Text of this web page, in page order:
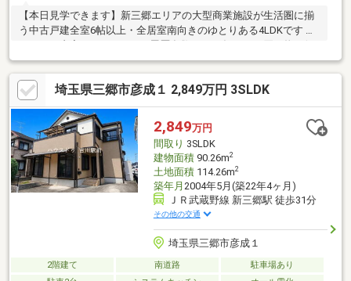
【本日見学できます】新三郷エリアの大型商業施設が生活圏に揃
う中古戸建全室6帖以上・全居室南向きのゆとりある4LDKです ≪
利なスーパーが近い■日常使いに重宝するコンビニも近隣■家族が
集う独立型の2面採光LDK■1階と2階の各階にトイレを配置■全居
室に収納スペースをしっかり確保■車種に合わせて使えるカース
ペース1台■落ち着きのある閑静な住宅街に立地 ■月々のお支払い
例■ 2 580万円、期間35年払い、変動金利0.78％ 月々70 214円～他
社やポータルで気になる物件もお気軽にご相談ください。
埼玉県三郷市彦成１ 2,849万円 3SLDK
2,849万円
間取り 3SLDK
建物面積90.26m2
土地面積114.26m2
築年月 2004年5月(築22年4ヶ月)
ＪＲ武蔵野線 新三郷駅 徒歩31分
その他の交通
埼玉県三郷市彦成１
2階建て 南道路
駐車場あり